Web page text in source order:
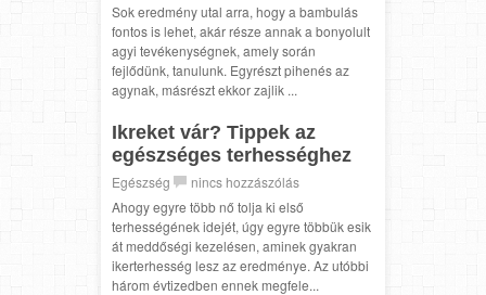
Sok eredmény utal arra, hogy a bambulás
fontos is lehet, akár része annak a bonyolult
agyi tevékenységnek, amely során
fejlődünk, tanulunk. Egyrészt pihenés az
agynak, másrészt ekkor zajlik ...
Ikreket vár? Tippek az
egészséges terhességhez
Egészség
nincs hozzászólás
Ahogy egyre több nő tolja ki első
terhességének idejét, úgy egyre többük esik
át meddőségi kezelésen, aminek gyakran
ikerterhesség lesz az eredménye. Az utóbbi
három évtizedben ennek megfele...